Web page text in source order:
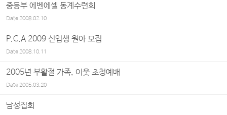
중등부 에벤에셀 동계수련회
Date2008.02.10
P.C.A 2009 신입생 원아 모집
Date2008.10.11
2005년 부활절 가족, 이웃 초청예배
Date2005.03.20
남성집회